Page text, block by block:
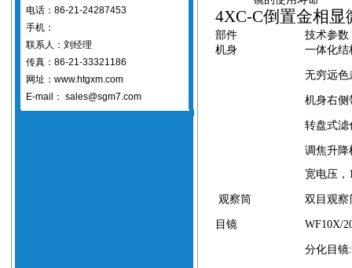
电话：86-21-24287453
手机：
联系人：刘经理
传真：86-21-33321186
网址：www.htgxm.com
E-mail： sales@sgm7.com
4XC-C倒置金相显
部件
技术参数
机身
一体化结
无穷远色
机身右侧
转盘式滤
调焦升降
宽电压，
观察筒 双目观察
目镜 WF10X/
分化目镜